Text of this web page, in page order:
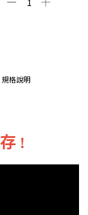
規格說明
!